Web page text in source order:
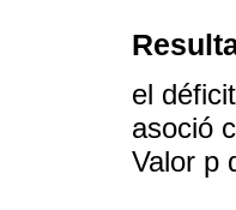
el
asoció
Valor p